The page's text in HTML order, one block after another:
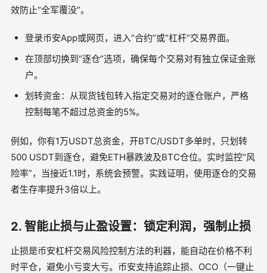
效防止“全军覆没”。
登录币安App或网页，进入“合约”或“杠杆”交易界面。
在顶部切换到“逐仓”选项，确保每个交易对有独立保证金账
户。
划转资金：从现货钱包转入指定交易对的逐仓账户，严格
控制每笔不超过总资金的5%。
例如，你有1万USDT总资金，开BTC/USDT多单时，只划转
500 USDT到逐仓，避免ETH暴跌波及BTC仓位。实时监控“风
险率”，当接近1.1时，系统会预警。实践证明，使用逐仓的交易
者生存率提升3倍以上。
2. 智能止损与止盈设置：锁定利润，强制止损
止损是币安杠杆交易风险控制方法的利器，能自动在价格不利
时平仓，避免小亏变大亏。币安支持追踪止损、OCO（一键止